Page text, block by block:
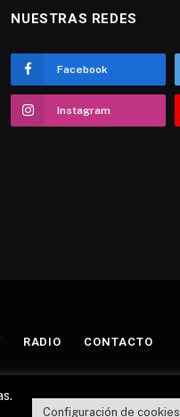
NUESTRAS REDES
Facebook
Instagram
RADIO CONTACTO
Configuración de cookies